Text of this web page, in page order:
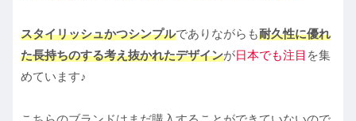
スタイリッシュかつシンプルでありながらも耐久性に優れ
た長持ちのする考え抜かれたデザインが日本でも注目 を集
めています♪